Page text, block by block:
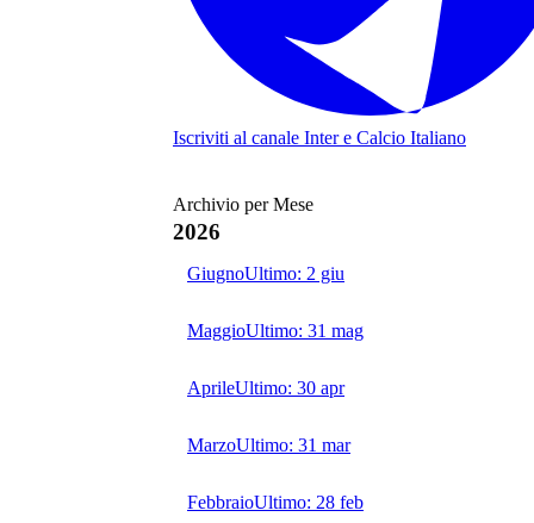
Iscriviti al canale Inter e Calcio Italiano
Archivio per Mese
2026
GiugnoUltimo: 2 giu
MaggioUltimo: 31 mag
AprileUltimo: 30 apr
MarzoUltimo: 31 mar
FebbraioUltimo: 28 feb